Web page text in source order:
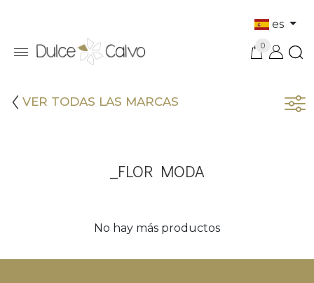
es
0
VER TODAS LAS MARCAS
_FLOR MODA
No hay más productos